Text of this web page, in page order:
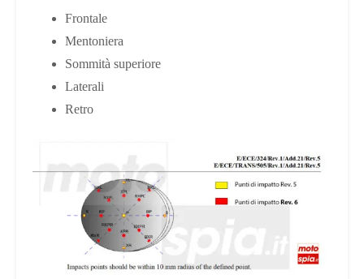
Frontale
Mentoniera
Sommità superiore
Laterali
Retro